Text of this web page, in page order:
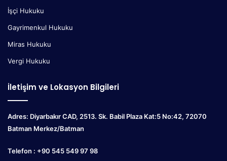
İşçi Hukuku
Gayrimenkul Hukuku
Miras Hukuku
Vergi Hukuku
İletişim ve Lokasyon Bilgileri
Adres: Diyarbakır CAD, 2513. Sk. Babil Plaza Kat:5 No:42, 72070
Batman Merkez/Batman
Telefon : +90 545 549 97 98